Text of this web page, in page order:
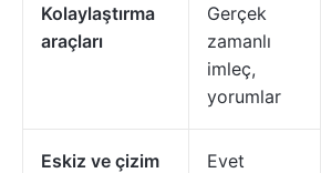
Kolaylaştırma
araçları
Gerçek
zamanlı
imleç,
yorumlar
Eskiz ve çizim Evet